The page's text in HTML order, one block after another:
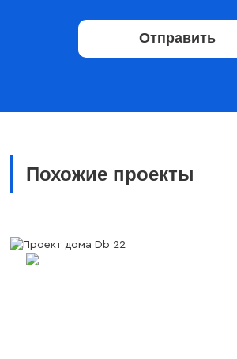
Отправить
Похожие проекты